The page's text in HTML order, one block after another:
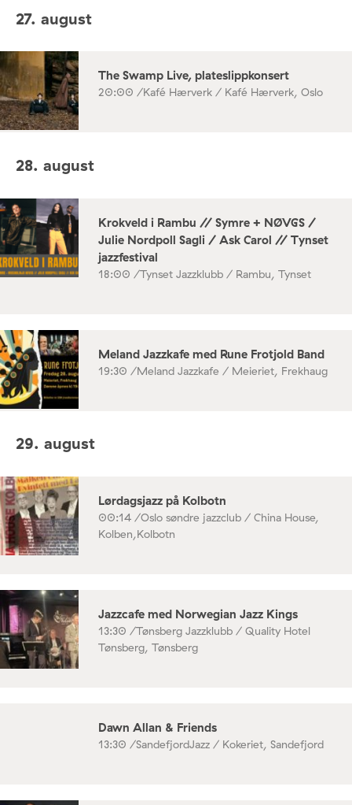
27. august
The Swamp Live, plateslippkonsert
20:00 /Kafé Hærverk / Kafé Hærverk, Oslo
28. august
Krokveld i Rambu // Symre + NØVGS /
Julie Nordpoll Sagli / Ask Carol // Tynset
jazzfestival
18:00 /Tynset Jazzklubb / Rambu, Tynset
Meland Jazzkafe med Rune Frotjold Band
19:30 /Meland Jazzkafe / Meieriet, Frekhaug
29. august
Lørdagsjazz på Kolbotn
00:14 /Oslo søndre jazzclub / China House,
Kolben,Kolbotn
Jazzcafe med Norwegian Jazz Kings
13:30 /Tønsberg Jazzklubb / Quality Hotel
Tønsberg, Tønsberg
Dawn Allan & Friends
13:30 /SandefjordJazz / Kokeriet, Sandefjord